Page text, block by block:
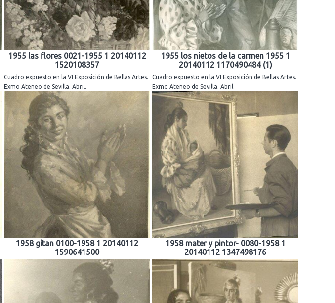
1955 las flores 0021-1955 1 20140112
1520108357
Cuadro expuesto en la VI Exposición de Bellas Artes.
Exmo Ateneo de Sevilla. Abril.
1955 los nietos de la carmen 1955 1
20140112 1170490484 (1)
Cuadro expuesto en la VI Exposición de Bellas Artes.
Exmo Ateneo de Sevilla. Abril.
1958 gitan 0100-1958 1 20140112
1590641500
1958 mater y pintor- 0080-1958 1
20140112 1347498176